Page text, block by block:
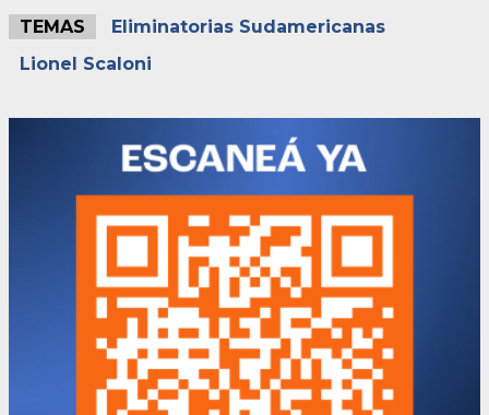
TEMAS
Eliminatorias Sudamericanas
Lionel Scaloni